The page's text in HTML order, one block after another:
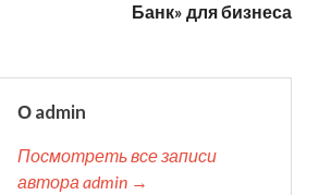
Банк» для бизнеса
О admin
Посмотреть все записи
автора admin →